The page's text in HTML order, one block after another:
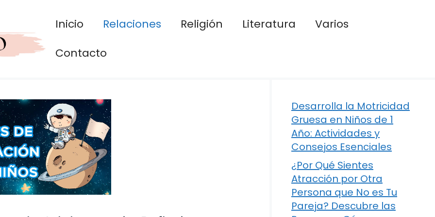
Inicio Relaciones Religión Literatura
Varios
Contacto
Desarrolla la Motricidad
Gruesa en Niños de 1
Año: Actividades y
Consejos Esenciales
¿Por Qué Sientes
Atracción por Otra
Persona que No es Tu
Pareja? Descubre las